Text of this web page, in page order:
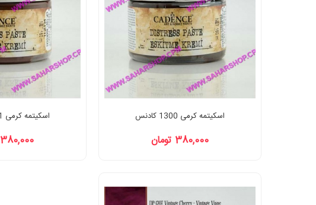
اسکیتمه کرمی 1300 کادنس
380,000 تومان
اسکیتمه کرمی 1301 کادنس
380,000 تومان